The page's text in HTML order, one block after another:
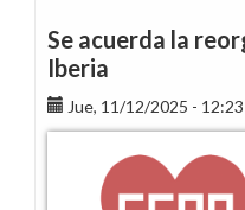
Se acuerda la
Iberia
Jue, 11/12/2025 - 12:23